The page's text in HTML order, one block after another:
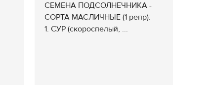
СЕМЕНА ПОДСОЛНЕЧНИКА -
СОРТА МАСЛИЧНЫЕ (1 репр):
1. СУР (скороспелый, ...